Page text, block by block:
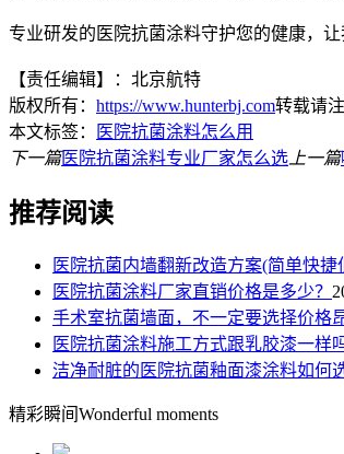
专业研发的医院抗菌涂料守护您的健康，
【责任编辑】：北京航特
版权所有： https://www.hunterbj.com转载请
本文标签：
医院抗菌涂料怎么用
下一篇医院抗菌涂料专业厂家怎么选 上一篇
推荐阅读
医院抗菌内墙翻新改造方案(简单快捷
医院抗菌涂料厂家直销价格是多少？
手术室抗菌墙面，不一定要选择价格
医院抗菌涂料施工方式跟乳胶漆一样
洁净耐脏的医院抗菌釉面漆涂料如何
精彩瞬间 Wonderful moments